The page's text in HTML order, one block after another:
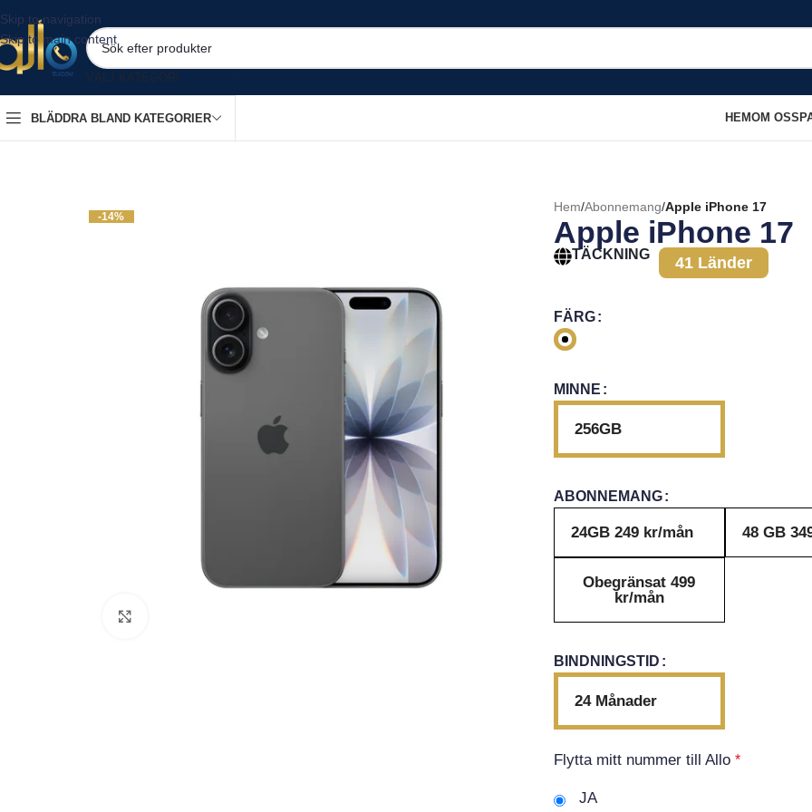
Skip to navigation
Skip to main content
VÄLJ KATEGORI
BLÄDDRA BLAND KATEGORIER HEMOM OSS
Hem/Abonnemang/Apple iPhone 17
Apple iPhone 17
TÄCKNING 41 Länder
FÄRG
MINNE
256GB
ABONNEMANG
24GB 249 kr/mån 48 GB
Obegränsat 499
kr/mån
BINDNINGSTID
24 Månader
Flytta mitt nummer till Allo *
JA
-14%